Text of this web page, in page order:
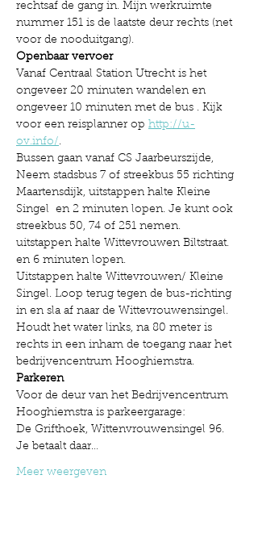
rechtsaf de gang in. Mijn werkruimte
nummer 151 is de laatste deur rechts (net
voor de nooduitgang).
Openbaar vervoer
Vanaf Centraal Station Utrecht is het
ongeveer 20 minuten wandelen en
ongeveer 10 minuten met de bus . Kijk
voor een reisplanner op http://u-
ov.info/ .
Bussen gaan vanaf CS Jaarbeurszijde,
Neem stadsbus 7 of streekbus 55 richting
Maartensdijk, uitstappen halte Kleine
Singel  en 2 minuten lopen. Je kunt ook
streekbus 50, 74 of 251 nemen.
uitstappen halte Wittevrouwen Biltstraat.
en 6 minuten lopen.
Uitstappen halte Wittevrouwen/ Kleine
Singel. Loop terug tegen de bus-richting
in en sla af naar de Wittevrouwensingel.
Houdt het water links, na 80 meter is
rechts in een inham de toegang naar het
bedrijvencentrum Hooghiemstra.
Parkeren
Voor de deur van het Bedrijvencentrum
Hooghiemstra is parkeergarage:
De Grifthoek, Wittenvrouwensingel 96.
Je betaalt daar…
Meer weergeven